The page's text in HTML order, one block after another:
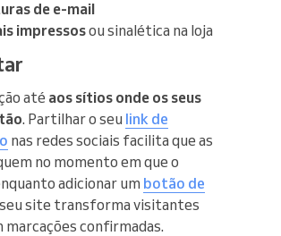
de e-mail
impressosou sinalética na loja
até aos sítios onde os seus
. Partilhar o seu link de
nas redes sociais facilita que as
no momento em que o
adicionar um botão de
site transforma visitantes
marcações confirmadas.